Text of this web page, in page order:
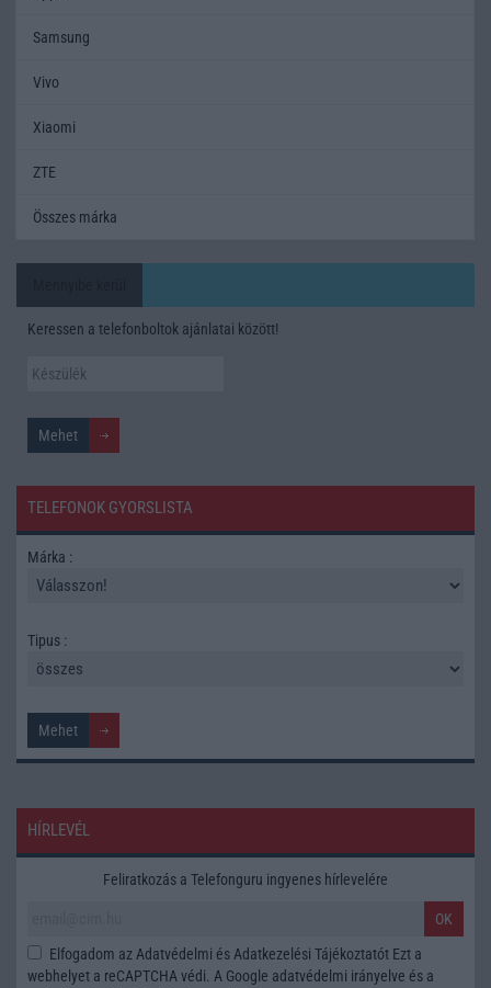
Samsung
Vivo
Xiaomi
ZTE
Összes márka
Keressen a telefonboltok ajánlatai között!
TELEFONOK GYORSLISTA
Márka :
Tipus :
HÍRLEVÉL
Feliratkozás a Telefonguru ingyenes hírlevelére
OK
Elfogadom az Adatvédelmi és Adatkezelési Tájékoztatót Ezt a
webhelyet a reCAPTCHA védi. A Google adatvédelmi irányelve és a